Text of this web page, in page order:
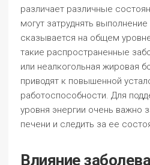
различает различные
могут затруднять выполнение
сказывается на общем
такие распространенные
или неалкогольная жировая
приводят к повышенной
работоспособности. Для
уровня энергии очень важно
печени и следить за ее
Влияние